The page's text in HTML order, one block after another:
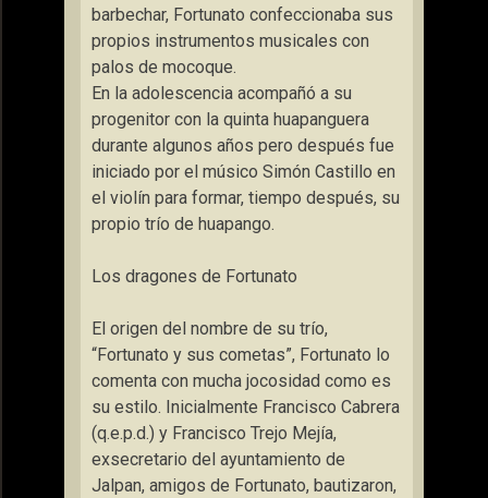
barbechar, Fortunato confeccionaba sus
propios instrumentos musicales con
palos de mocoque.
En la adolescencia acompañó a su
progenitor con la quinta huapanguera
durante algunos años pero después fue
iniciado por el músico Simón Castillo en
el violín para formar, tiempo después, su
propio trío de huapango.
Los dragones de Fortunato
El origen del nombre de su trío,
“Fortunato y sus cometas”, Fortunato lo
comenta con mucha jocosidad como es
su estilo. Inicialmente Francisco Cabrera
(q.e.p.d.) y Francisco Trejo Mejía,
exsecretario del ayuntamiento de
Jalpan, amigos de Fortunato, bautizaron,